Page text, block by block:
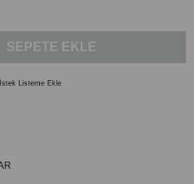
İstek Listeme Ekle